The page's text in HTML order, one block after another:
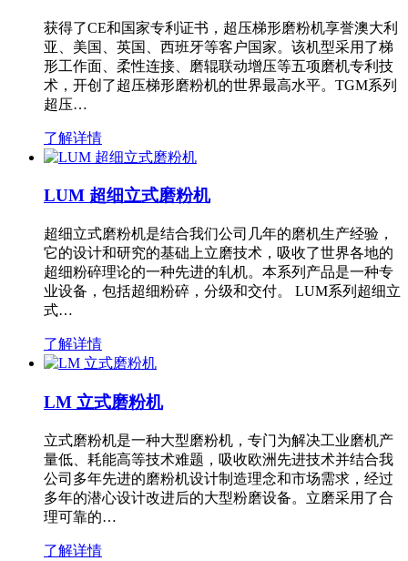
获得了CE和国家专利证书，超压梯形磨粉机享誉澳大利
亚、美国、英国、西班牙等客户国家。该机型采用了梯
形工作面、柔性连接、磨辊联动增压等五项磨机专利技
术，开创了超压梯形磨粉机的世界最高水平。TGM系列
超压…
了解详情
LUM 超细立式磨粉机
超细立式磨粉机是结合我们公司几年的磨机生产经验，
它的设计和研究的基础上立磨技术，吸收了世界各地的
超细粉碎理论的一种先进的轧机。本系列产品是一种专
业设备，包括超细粉碎，分级和交付。 LUM系列超细立
式…
了解详情
LM 立式磨粉机
立式磨粉机是一种大型磨粉机，专门为解决工业磨机产
量低、耗能高等技术难题，吸收欧洲先进技术并结合我
公司多年先进的磨粉机设计制造理念和市场需求，经过
多年的潜心设计改进后的大型粉磨设备。立磨采用了合
理可靠的…
了解详情